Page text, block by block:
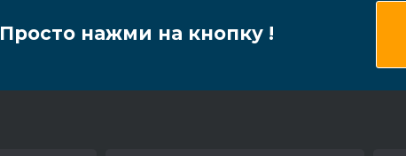
Просто нажми на кнопку !